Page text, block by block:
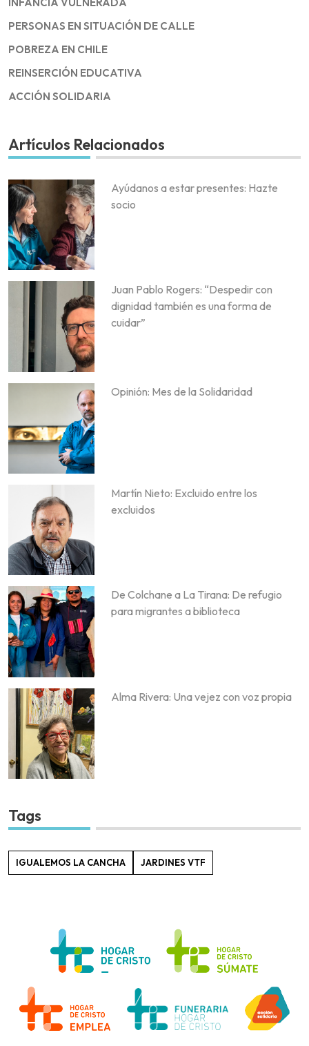
PERSONAS EN SITUACIÓN DE CALLE
POBREZA EN CHILE
REINSERCIÓN EDUCATIVA
ACCIÓN SOLIDARIA
Artículos Relacionados
Ayúdanos a estar presentes: Hazte
socio
Juan Pablo Rogers: “Despedir con
dignidad también es una forma de
cuidar”
Opinión: Mes de la Solidaridad
Martín Nieto: Excluido entre los
excluidos
De Colchane a La Tirana: De refugio
para migrantes a biblioteca
Alma Rivera: Una vejez con voz propia
Tags
IGUALEMOS LA CANCHA JARDINES VTF